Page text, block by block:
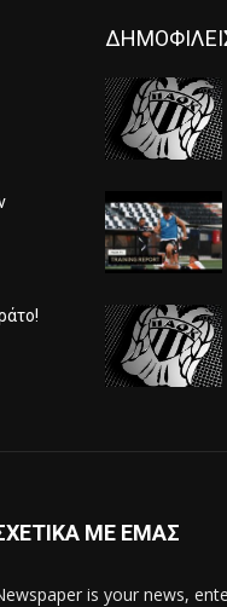
ΜΕ ΕΜΑΣ
is your news,